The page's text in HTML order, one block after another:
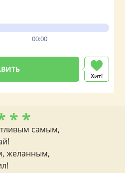
00:00
Хит!
* * самым,
желанным,